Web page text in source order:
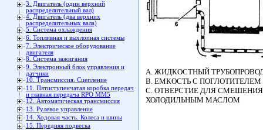
3. Двигатель (один верхний
распределительный вал)
4. Двигатель (два верхних
распределительных вала)
5. Система охлаждения
6. Топливная и выхлопная системы
7. Электрическое оборудование
двигателя
8. Система зажигания
9. Электронный блок управления и
датчики
10. Трансмиссия. Сцепление
11. Пятиступенчатая коробка передач
и главная передача RPO MM5
12. Автоматическая трансмиссия
13. Рулевое управление
14. Ходовая часть. Колеса и шины
15. Передняя подвеска
А. ЖИДКОСТНЫЙ
В. ЕМКОСТЬ С ПОГЛОТИТЕЛЕМ
С. ОТВЕРСТИЕ ДЛЯ
ХОЛОДИЛЬНЫМ МАСЛОМ